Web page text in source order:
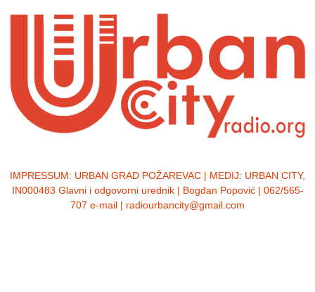
IMPRESSUM: URBAN GRAD POŽAREVAC | MEDIJ: URBAN CITY,
IN000483 Glavni i odgovorni urednik | Bogdan Popović | 062/565-
707 e-mail | radiourbancity@gmail.com